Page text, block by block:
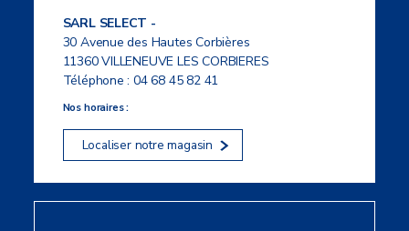
SARL SELECT -
30 Avenue des Hautes Corbières
11360 VILLENEUVE LES CORBIERES
Téléphone :04 68 45 82 41
Nos horaires :
Localiser notre magasin